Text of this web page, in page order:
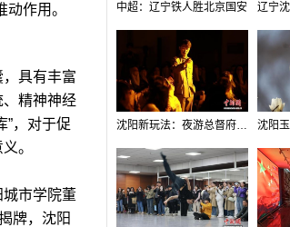
作用。
具有丰富
精神神经
”，对于促
。
市学院董
牌，沈阳
中超：辽宁铁人胜北京国安
沈阳新玩法：夜游总督府，当一回“赴宴者”